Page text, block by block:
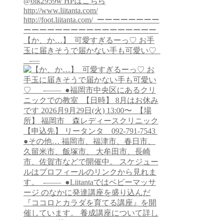
【か、か…】 ⁡ 可愛すぎるーっ♡ お手
玉に届きそうで届かない手も可愛い♡ ⁡ ⁡
⁡ ⁡ ⁡ -—